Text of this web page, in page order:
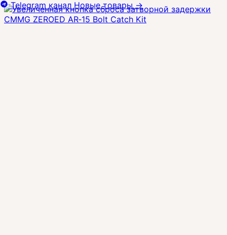
Telegram канал Новые товары→